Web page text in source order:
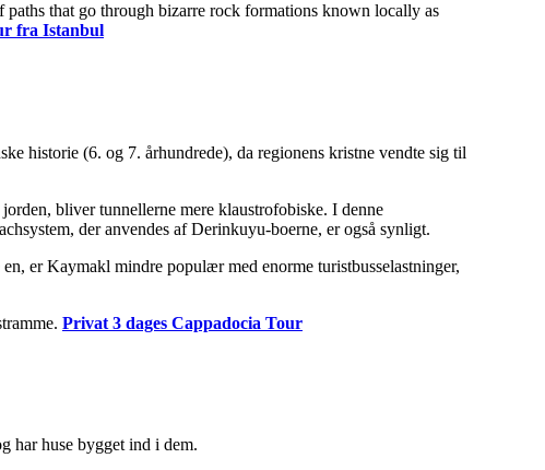
that go through bizarre rock formations known locally as
fra Istanbul
historie (6. og 7. århundrede), da regionens kristne vendte sig til
bliver tunnellerne mere klaustrofobiske. I denne
der anvendes af Derinkuyu-boerne, er også synligt.
er Kaymakl mindre populær med enorme turistbusselastninger,
Privat 3 dages Cappadocia Tour
har huse bygget ind i dem.